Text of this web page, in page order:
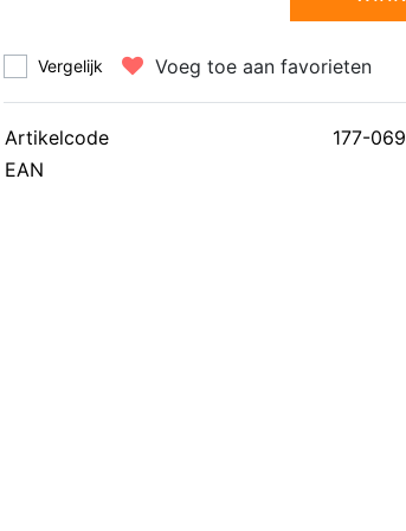
Vergelijk Voeg toe aan favorieten
Artikelcode
177-069
EAN